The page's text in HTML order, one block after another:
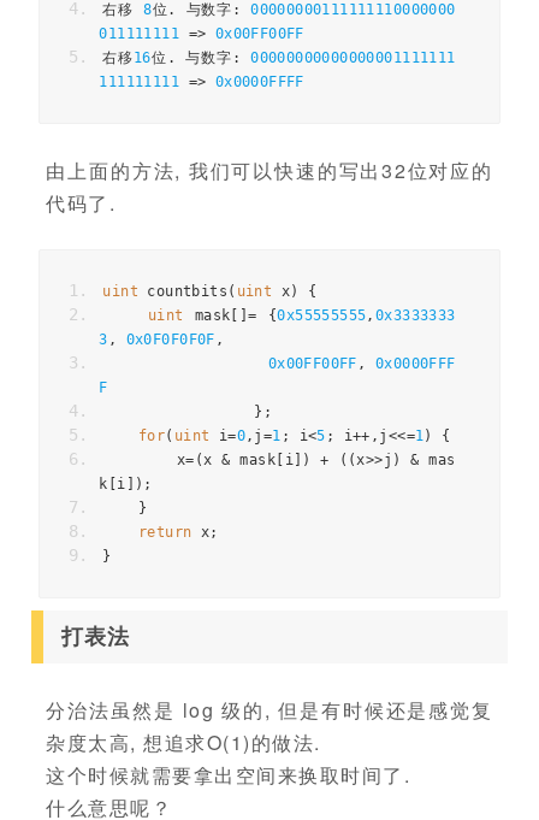
右移
8位. 与数字:
00000000111111110000000
011111111 => 0x00FF00FF
右移16位. 与数字:
00000000000000001111111
111111111 => 0x0000FFFF
由上面的方法, 我们可以快速的写出32位对应的
代码了.
uint countbits ( uint x)
{
uint
mask []= {0x55555555, 0x3333333
3 , 0x0F0F0F0F ,
0x00FF00FF ,
0x0000FFF
F
};
for( uint i=0, j =1 ; i<5 ; i++, j <<=1)
{
        x
=(x & mask i]) + ((x>>j ) & mas
k
i ]);
}
return x;
}
打表法
分治法虽然是 log 级的, 但是有时候还是感觉复
杂度太高, 想追求O(1)的做法.
这个时候就需要拿出空间来换取时间了.
什么意思呢？